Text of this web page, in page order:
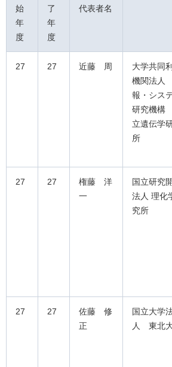
始
年
度
了
年
度
代表者名
27 27 近藤 周
大学共同
機関法人
報・シス
研究機構
立遺伝学
所
27 27
権藤 洋
一
国立研究
法人 理化
究所
27 27
佐藤 修
正
国立大学
人 東北